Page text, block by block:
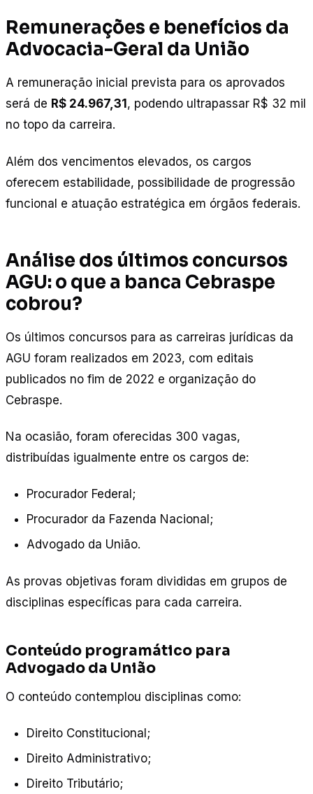
Remunerações e benefícios da
Advocacia-Geral da União
A remuneração inicial prevista para os aprovados
será de R$ 24.967,31, podendo ultrapassar R$ 32 mil
no topo da carreira.
Além dos vencimentos elevados, os cargos
oferecem estabilidade, possibilidade de progressão
funcional e atuação estratégica em órgãos federais.
Análise dos últimos concursos
AGU: o que a banca Cebraspe
cobrou?
Os últimos concursos para as carreiras jurídicas da
AGU foram realizados em 2023, com editais
publicados no fim de 2022 e organização do
Cebraspe.
Na ocasião, foram oferecidas 300 vagas,
distribuídas igualmente entre os cargos de:
Procurador Federal;
Procurador da Fazenda Nacional;
Advogado da União.
As provas objetivas foram divididas em grupos de
disciplinas específicas para cada carreira.
Conteúdo programático para
Advogado da União
O conteúdo contemplou disciplinas como:
Direito Constitucional;
Direito Administrativo;
Direito Tributário;